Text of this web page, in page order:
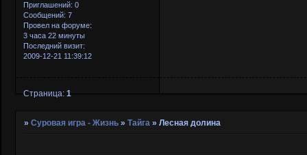
Приглашений: 0
Сообщений: 7
Провел на форуме:
3 часа 22 минуты
Последний визит:
2009-12-21 11:39:12
Страница:1
»Суровая игра - Жизнь »Тайга »Лесная долина